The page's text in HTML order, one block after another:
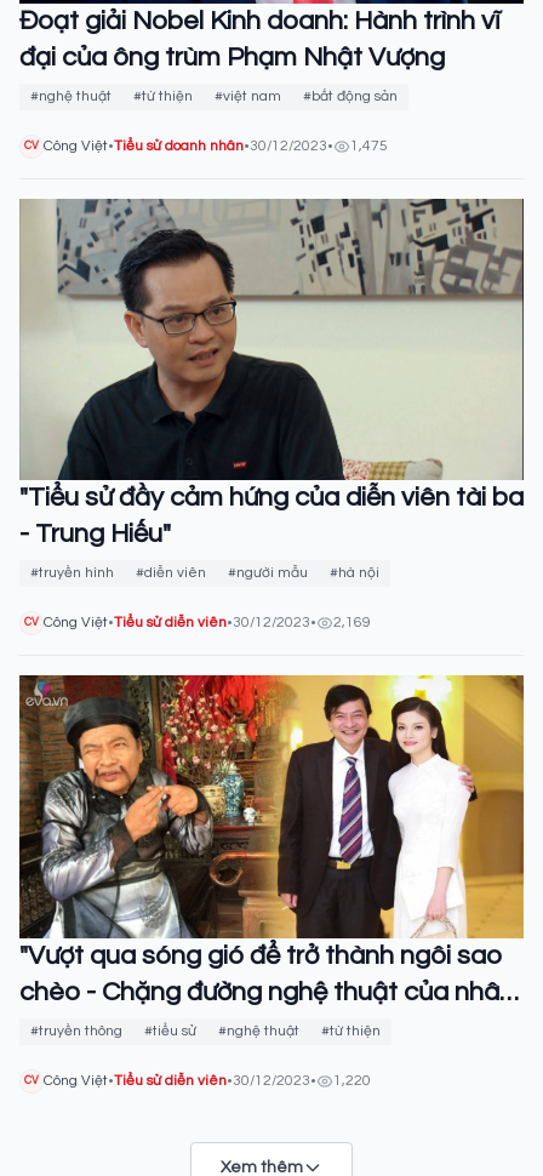
Đoạt giải Nobel Kinh doanh: Hành trình vĩ
đại của ông trùm Phạm Nhật Vượng
#nghệ thuật #từ thiện #việt nam #bất động sản
CV Công Việt•Tiểu sử doanh nhân•30/12/2023• 1,475
"Tiểu sử đầy cảm hứng của diễn viên tài ba
- Trung Hiếu"
#truyền hình #diễn viên #người mẫu #hà nội
CV Công Việt•Tiểu sử diễn viên•30/12/2023• 2,169
"Vượt qua sóng gió để trở thành ngôi sao
chèo - Chặng đường nghệ thuật của nhân
vật Quốc Anh"
#truyền thông #tiểu sử #nghệ thuật #từ thiện
CV Công Việt•Tiểu sử diễn viên•30/12/2023• 1,220
Xem thêm